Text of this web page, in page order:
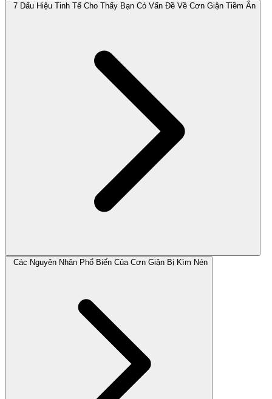
7 Dấu Hiệu Tinh Tế Cho Thấy Bạn Có Vấn Đề Về Cơn Giận Tiềm Ẩn
Các Nguyên Nhân Phổ Biến Của Cơn Giận Bị Kìm Nén